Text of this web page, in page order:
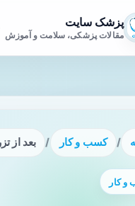
پزشک سایت
مقالات پزشکی، سلامت و آموزش
/ کسب و کار / بعد از تزریق
کار